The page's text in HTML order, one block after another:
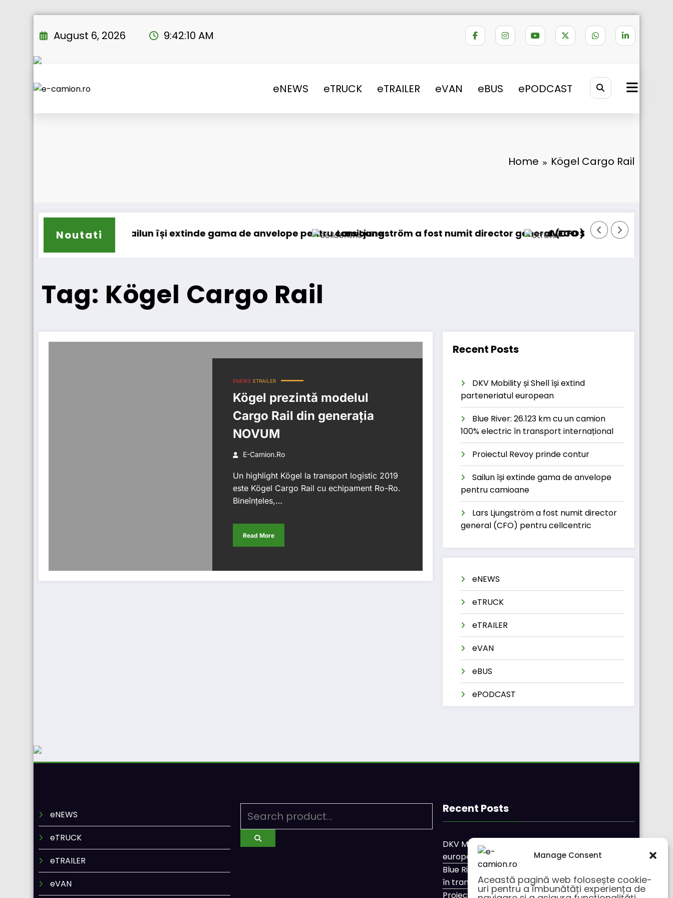
Manage Consent
Această pagină web folosește cookie-
uri pentru a îmbunătăți experiența de
to
August 6, 2026 9:42:10 AM
eNEWS eTRUCK eTRAILER eVAN eBUS ePODCAST
Home Kögel Cargo Rail
Noutati
Sailun își extinde gama de anvelope pentru camioaneLars Ljungström a fost numit director general (CFO) pentru cellcentric
IVECO Strator se întoarce
Tag: Kögel Cargo Rail
ENEWS ETRAILER
Kögel prezintă modelul
Cargo Rail din generația
NOVUM
E-Camion.ro
Un highlight Kögel la transport logistic 2019
este Kögel Cargo Rail cu echipament Ro-Ro.
Bineînțeles,…
Read More
Recent Posts
DKV Mobility și Shell își extind
parteneriatul european
Blue River: 26.123 km cu un camion
100% electric în transport internațional
Proiectul Revoy prinde contur
Sailun își extinde gama de anvelope
pentru camioane
Lars Ljungström a fost numit director
general (CFO) pentru cellcentric
eNEWS
eTRUCK
eTRAILER
eVAN
eBUS
ePODCAST
eNEWS
eTRUCK
eTRAILER
eVAN
Recent Posts
DKV Mobility și Shell își extind parteneriatul
european
Blue River: 26.123 km cu un camion 100% electric
în transport internațional
Proiectul Revoy prinde contur